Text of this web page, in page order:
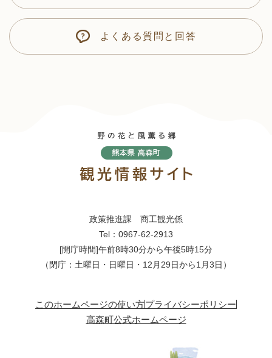
よくある質問と回答
政策推進課 商工観光係
Tel：0967-62-2913
[開庁時間]午前8時30分から午後5時15分
（閉庁：土曜日・日曜日・12月29日から1月3日）
このホームページの使い方プライバシーポリシー
高森町公式ホームページ